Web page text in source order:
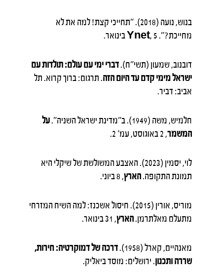
בנוש, נועה (2018). "תחייכי קצת! למה את לא
מחייכת?".
Ynet, 5 בינואר.
דובנוב, שמעון (תשי"ח).דברי ימי עם עולם: תולדות עם
ישראל מימי קדם עד היום הזה. תרגום: ברוך קרוא. תל
אביב: דביר.
חלמיש, משה (1949). ב"מדינת ישראל השניה".
על
המשמר, 2 באוגוסט, עמ' 2.
לוי, יסמין (2023). האצבע המשולשת של שיקלי היא
תמונת התקופה.הארץ, 8 ביוני.
מוריס, אורין (2015). חיסול אשכנז: למה השיח המזרחי
מתעלם מאלתרמן.הארץ, 31 בינואר.
מאנהיים, קארל (1958).
דרכה של דמוקרטיה: חירות,
שררה ותכנון. ירושלים: מוסד ביאליק.